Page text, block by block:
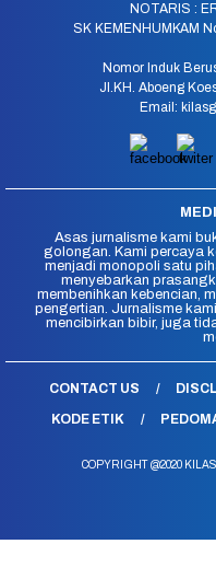
NOTARIS :
SK KEMENHUMKAM
Nomor Induk
Jl.KH. Aboeng
Email:
Asas jurnalisme kami
golongan. Kami percaya
menjadi monopoli satu
menyebarkan
membenihkan kebencian,
pengertian. Jurnalisme
mencibirkan bibir, juga
CONTACT US
KODE ETIK
COPYRIGHT @2020